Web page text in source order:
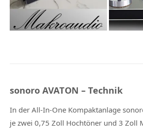
sonoro AVATON – Technik
In der All-In-One Kompaktanlage
je zwei 0,75 Zoll Hochtöner und 3 Zoll